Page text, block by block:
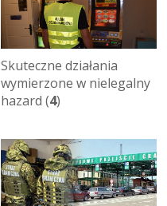
Skuteczne działania
wymierzone w nielegalny
hazard (4)